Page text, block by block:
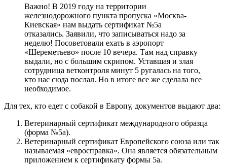
Важно! В 2019 году на территории
железнодорожного пункта пропуска «Москва-
Киевская» нам выдать сертификат №5а
отказались. Заявили, что записываться надо за
неделю! Посоветовали ехать в аэропорт
«Шереметьево» после 10 вечера. Там над справку
выдали, но с большим скрипом. Уставшая и злая
сотрудница ветконтроля минут 5 ругалась на того,
кто нас сюда послал. Но в итоге все же сделала все
необходимое.
Для тех, кто едет с собакой в Европу, документов выдают два:
Ветеринарный сертификат международного образца
(форма №5а).
Ветеринарный сертификат Европейского союза или так
называемая «евросправка». Она является обязательным
приложением к сертификату формы 5а.